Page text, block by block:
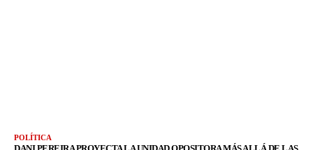
POLÍTICA